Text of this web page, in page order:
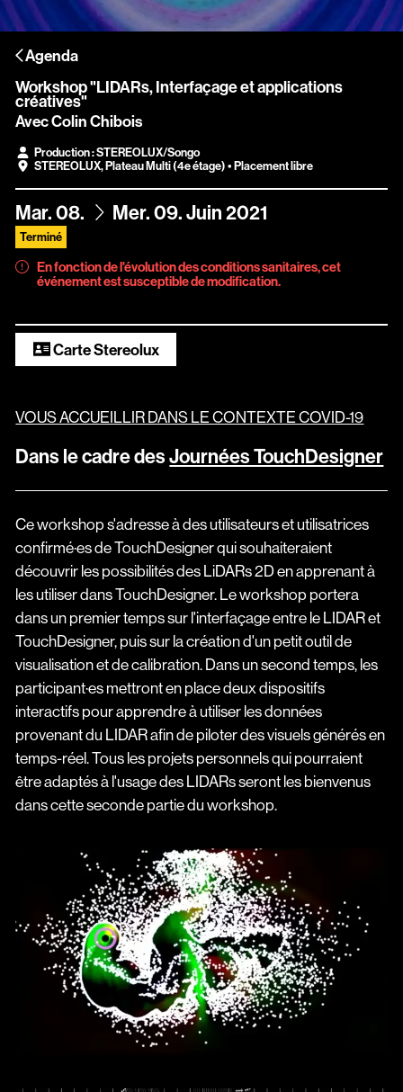
Agenda
Workshop "LIDARs, Interfaçage et applications
créatives"
Avec Colin Chibois
Production : STEREOLUX/Songo
STEREOLUX,Plateau Multi (4e étage)• Placement libre
du
Mar.08. au
Mer.09.Juin2021
Terminé
En fonction de l'évolution des conditions sanitaires, cet
événement est susceptible de modification.
Carte Stereolux
VOUS ACCUEILLIR DANS LE CONTEXTE COVID-19
Dans le cadre desJournées TouchDesigner
Ce workshop s'adresse à des utilisateurs et utilisatrices
confirmé·es de TouchDesigner qui souhaiteraient
découvrir les possibilités des LiDARs 2D en apprenant à
les utiliser dans TouchDesigner. Le workshop portera
dans un premier temps sur l'interfaçage entre le LIDAR et
TouchDesigner, puis sur la création d'un petit outil de
visualisation et de calibration. Dans un second temps, les
participant·es mettront en place deux dispositifs
interactifs pour apprendre à utiliser les données
provenant du LIDAR afin de piloter des visuels générés en
temps-réel. Tous les projets personnels qui pourraient
être adaptés à l'usage des LIDARs seront les bienvenus
dans cette seconde partie du workshop.
Accessibilité
Prévention des violences et signalement
Résidences
Espace pro
Partenaires
Location / Privatisation